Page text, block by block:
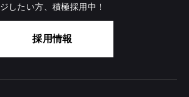
ジしたい方、積極採用中！
採用情報